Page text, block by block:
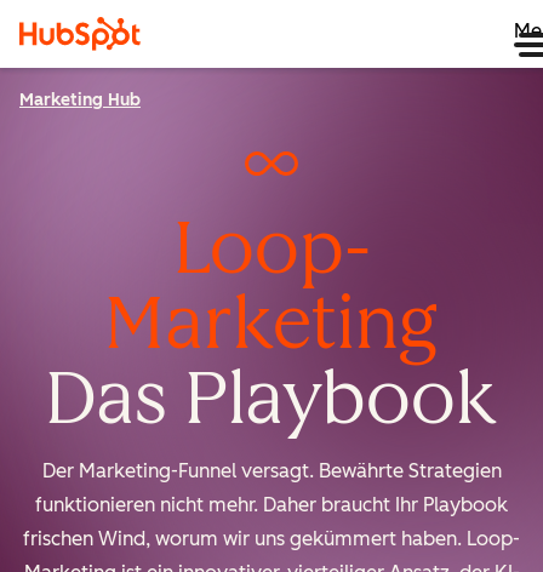
Marketing Hub
Loop-
Marketing
Das Playbook
Der Marketing-Funnel versagt. Bewährte Strategien
funktionieren nicht mehr. Daher braucht Ihr Playbook
frischen Wind, worum wir uns gekümmert haben. Loop-